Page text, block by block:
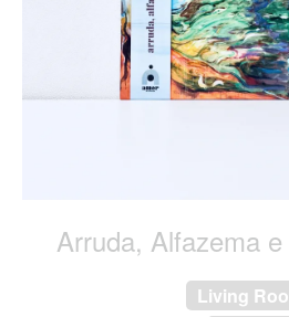
Arruda, Alfazema
Living